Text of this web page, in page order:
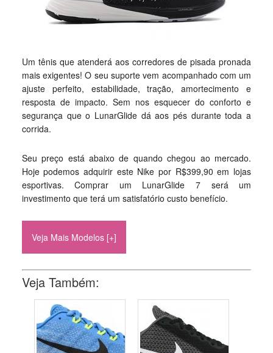
Um tênis que atenderá aos corredores de pisada pronada
mais exigentes! O seu suporte vem acompanhado com um
ajuste perfeito, estabilidade, tração, amortecimento e
resposta de impacto. Sem nos esquecer do conforto e
segurança que o LunarGlide dá aos pés durante toda a
corrida.
Seu preço está abaixo de quando chegou ao mercado.
Hoje podemos adquirir este Nike por R$399,90 em lojas
esportivas. Comprar um LunarGlide 7 será um
investimento que terá um satisfatório custo benefício.
Veja Mais Modelos [+]
Veja Também: